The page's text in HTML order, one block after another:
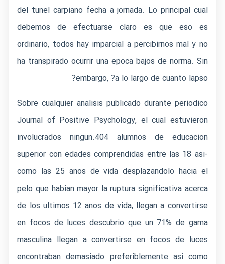
del tunel carpiano fecha a jornada. Lo principal cual
debemos de efectuarse claro es que eso es
ordinario, todos hay imparcial a percibirnos mal y no
ha transpirado ocurrir una epoca bajos de norma. Sin
embargo, ?a lo largo de cuanto lapso?
Sobre cualquier analisis publicado durante periodico
Journal of Positive Psychology, el cual estuvieron
involucrados ningun.404 alumnos de educacion
superior con edades comprendidas entre las 18 asi­
como las 25 anos de vida desplazandolo hacia el
pelo que habian mayor la ruptura significativa acerca
de los ultimos 12 anos de vida, llegan a convertirse
en focos de luces descubrio que un 71% de gama
masculina llegan a convertirse en focos de luces
encontraban demasiado preferiblemente asi­ como